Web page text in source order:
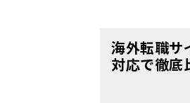
海外転職サ
対応で徹底